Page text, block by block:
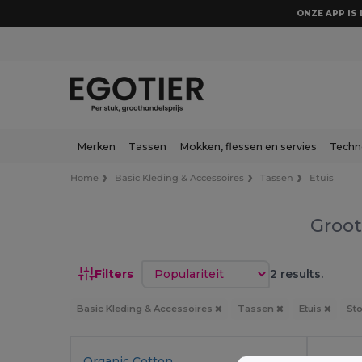
ONZE APP IS
Merken Tassen Mokken, flessen en servies
Home Basic Kleding & Accessoires Tassen Etuis
Filters Sorteren op 2 results.
Basic Kleding & Accessoires Tassen Etuis